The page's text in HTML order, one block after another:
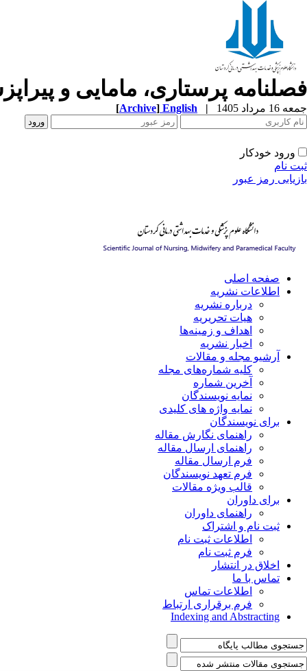
فصلنامه پرستاری، مامایی و
جمعه 16 مرداد 1405 |
English
[Archive]
ورود خودکار
ثبت نام
بازیابی رمز عبور
صفحه اصلی
اطلاعات نشریه
درباره نشریه
هیات تحریریه
اهداف و زمینه‌ها
اخبار نشریه
آرشیو مجله و مقالات
کلیه شماره‌های مجله
آخرین شماره
نمایه نویسندگان
نمایه واژه های کلیدی
برای نویسندگان
راهنمای نگارش مقاله
راهنمای ارسال مقاله
فرم ارسال مقاله
فرم تعهد نویسندگان
قالب ویژه مقالات
برای داوران
راهنمای داوران
ثبت نام و اشتراک
اطلاعات ثبت نام
فرم ثبت نام
اخلاق در انتشار
تماس با ما
اطلاعات تماس
فرم برقراری ارتباط
Indexing and Abstracting